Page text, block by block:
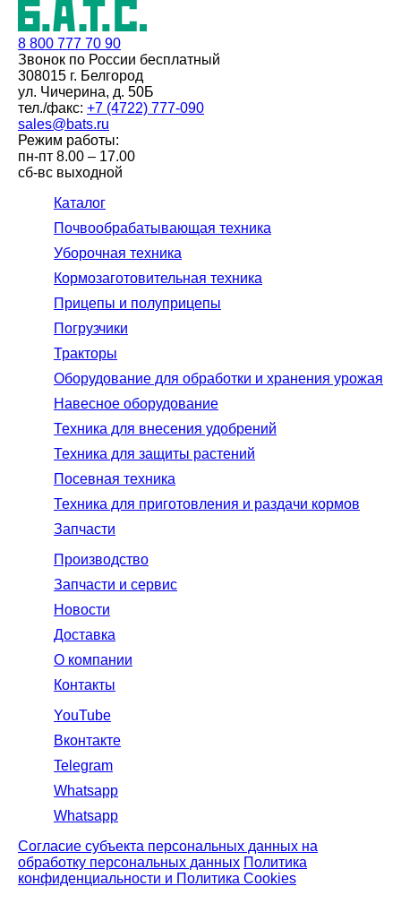
8 800 777 70 90
Звонок по России бесплатный
308015 г. Белгород
ул. Чичерина, д. 50Б
тел./факс: +7 (4722) 777-090
sales@bats.ru
Режим работы:
пн-пт 8.00 – 17.00
сб-вс выходной
Каталог
Почвообрабатывающая техника
Уборочная техника
Кормозаготовительная техника
Прицепы и полуприцепы
Погрузчики
Тракторы
Оборудование для обработки и хранения урожая
Навесное оборудование
Техника для внесения удобрений
Техника для защиты растений
Посевная техника
Техника для приготовления и раздачи кормов
Запчасти
Производство
Запчасти и сервис
Новости
Доставка
О компании
Контакты
YouTube
Вконтакте
Telegram
Whatsapp
Whatsapp
Согласие субъекта персональных данных на
обработку персональных данных Политика
конфиденциальности и Политика Cookies